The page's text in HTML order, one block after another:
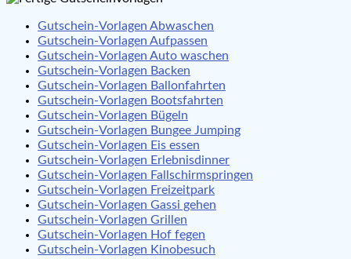
Gutschein-Vorlagen Abwaschen
Gutschein-Vorlagen Aufpassen
Gutschein-Vorlagen Auto waschen
Gutschein-Vorlagen Backen
Gutschein-Vorlagen Ballonfahrten
Gutschein-Vorlagen Bootsfahrten
Gutschein-Vorlagen Bügeln
Gutschein-Vorlagen Bungee Jumping
Gutschein-Vorlagen Eis essen
Gutschein-Vorlagen Erlebnisdinner
Gutschein-Vorlagen Fallschirmspringen
Gutschein-Vorlagen Freizeitpark
Gutschein-Vorlagen Gassi gehen
Gutschein-Vorlagen Grillen
Gutschein-Vorlagen Hof fegen
Gutschein-Vorlagen Kinobesuch